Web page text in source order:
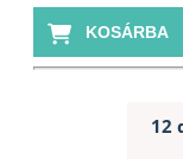
fehér
5fm/db
KOSÁRBA
12